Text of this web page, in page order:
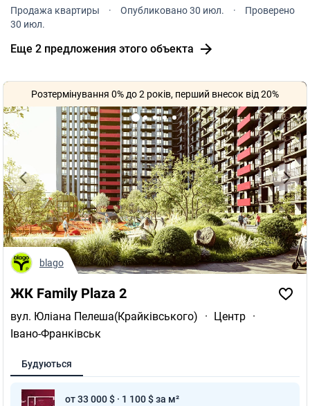
Жилая площадь: 15 кв.м. Площадь кухни: 18 кв.м.
Санузел смежный. С дизайнерским ремонтом.
Продажа квартиры · Опубликовано 30 июл. ·
Проверено
30 июл.
Еще 2 предложения этого объекта
ЖК Family Plaza 2
вул. Юліана Пелеша(Крайківського) · Центр ·
Івано-Франківськ
Будуються
от 33 000 $ · 1 100 $ за м²
Розтермінування 0% до 2 років, перший внесок від 20%
blago